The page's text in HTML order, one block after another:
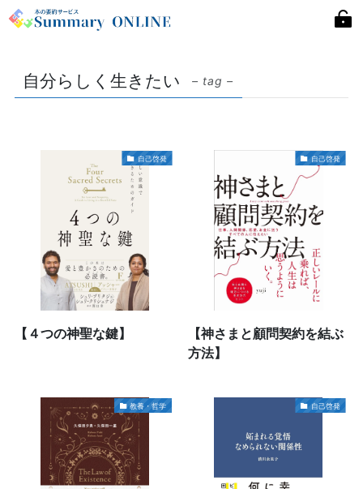
自分らしく生きたい – tag –
自己啓発
【４つの神聖な鍵】
自己啓発
【神さまと顧問契約を結ぶ
方法】
教養・哲学 自己啓発